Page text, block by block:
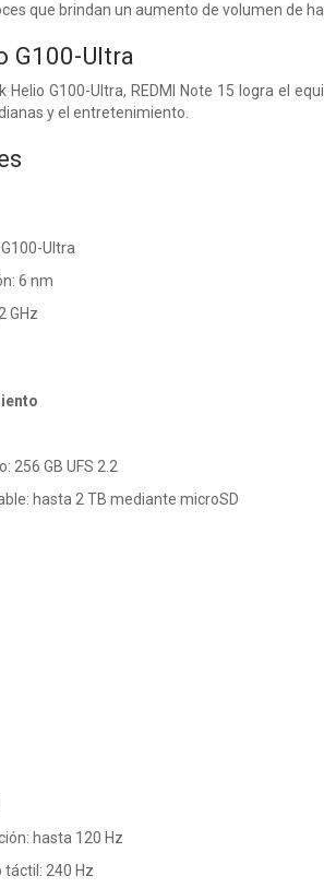
que brindan un aumento de volumen de
G100-Ultra
Helio G100-Ultra, REDMI Note 15 logra el
y el entretenimiento.
Ultra
6 nm
GHz
256 GB UFS 2.2
hasta 2 TB mediante microSD
hasta 120 Hz
táctil: 240 Hz